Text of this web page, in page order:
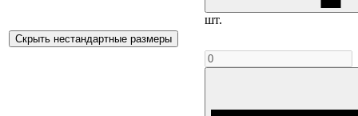
шт.
Скрыть нестандартные размеры